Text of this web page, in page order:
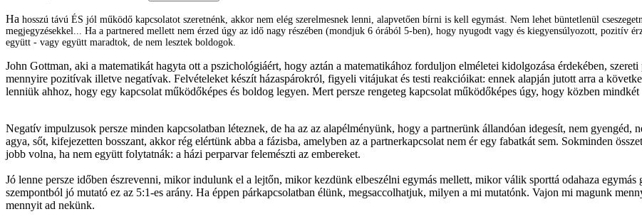
Ha hosszú távú ÉS jól működő kapcsolatot szeretnénk, akkor nem elég szerelmesnek lenni, alapvetően bírni is kell egymást. Nem lehet büntetlenül
megjegyzésekkel... Ha a partnered mellett nem érzed úgy az idő nagy részében (mondjuk 6 órából 5-ben), hogy nyugodt vagy és kiegyensúlyozott, pozitív
együtt - vagy együtt maradtok, de nem lesztek boldogok.
John Gottman, aki a matematikát hagyta ott a pszichológiáért, hogy aztán a matematikához forduljon elméletei kidolgozása érdekében,
mennyire pozitívak illetve negatívak. Felvételeket készít házaspárokról, figyeli vitájukat és testi reakcióikat: ennek alapján jutott arra a
lenniük ahhoz, hogy egy kapcsolat működőképes és boldog legyen. Mert persze rengeteg kapcsolat működőképes úgy, hogy közben
Negatív impulzusok persze minden kapcsolatban léteznek, de ha az az alapélményünk, hogy a partnerünk állandóan idegesít, nem
agya, sőt, kifejezetten bosszant, akkor rég elértünk abba a fázisba, amelyben az a partnerkapcsolat nem ér egy fabatkát sem. Sokminden
jobb volna, ha nem együtt folytatnák: a házi perparvar felemészti az embereket.
Jó lenne persze időben észrevenni, mikor indulunk el a lejtőn, mikor kezdünk elbeszélni egymás mellett, mikor válik sporttá odahaza egymás
szempontból jó mutató ez az 5:1-es arány. Ha éppen párkapcsolatban élünk, megsaccolhatjuk, milyen a mi mutatónk. Vajon mi magunk
mennyit ad nekünk.